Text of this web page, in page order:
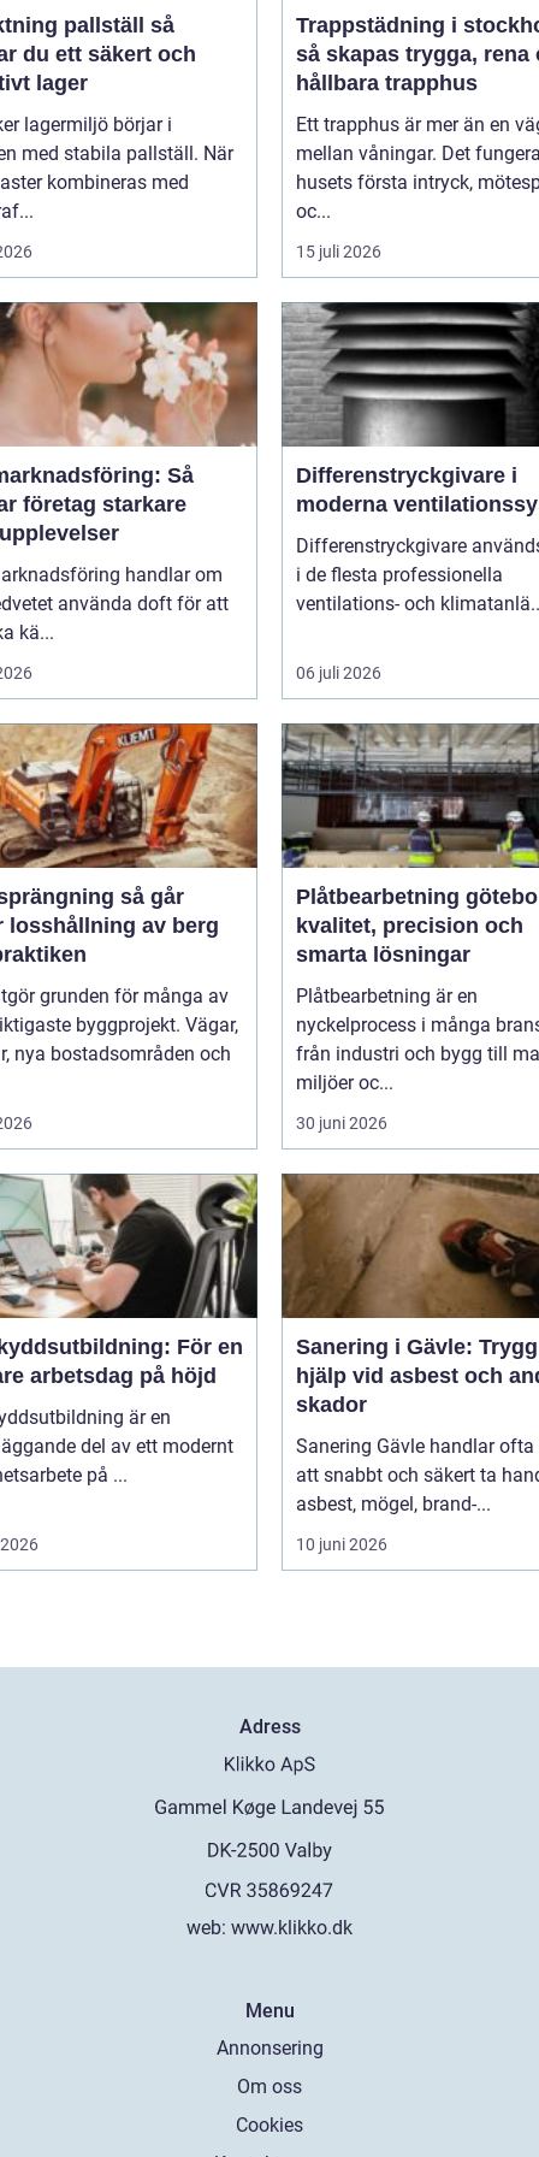
pallställ så
du ett säkert och
lager
lagermiljö börjar i
med stabila pallställ. När
kombineras med
Trappstädning i
så skapas trygga, rena
hållbara trapphus
Ett trapphus är mer än en
mellan våningar. Det
husets första intryck,
oc...
15 juli 2026
Så
företag starkare
handlar om
använda doft för att
kä...
Differenstryckgivare i
moderna
Differenstryckgivare
i de flesta professionella
ventilations- och
06 juli 2026
så går
losshållning av berg
grunden för många av
byggprojekt. Vägar,
nya bostadsområden och
Plåtbearbetning
kvalitet, precision och
smarta lösningar
Plåtbearbetning är en
nyckelprocess i många
från industri och bygg till
miljöer oc...
30 juni 2026
För en
arbetsdag på höjd
är en
del av ett modernt
på ...
Sanering i Gävle: Trygg
hjälp vid asbest och
skador
Sanering Gävle handlar ofta
att snabbt och säkert ta
asbest, mögel, brand-...
10 juni 2026
Adress
web: www.klikko.dk
Menu
Annonsering
Om oss
Cookies